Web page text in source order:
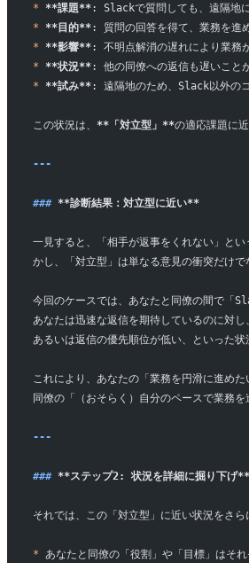
* **課題**: Slackで質問しても、遠隔地
* **目的**: 質問の回答を得て、業務を進め
* **影響**: 不明点解消の遅れにより業務
* **状況**: 他の同僚への返信も遅いこと
* **試み**: 遠隔地のため、Slack以外の
この状況は、 **「対立型」**の適応課題に
---
### **診断結果：対立型に近い**
一見すると、「相手が返事をくれない」と
かし、「対立型」は単なる意見の衝突だけで
今回のケースでは、あなたと同僚の間で「
あなたは迅速な返信を期待しているのに対
あるいは返信の優先順位が低い、といった状
これにより、あなたの「業務を円滑に進めた
同僚の「（おそらく）自分のペースで業務
---
### **ステップ2: 状況を詳細に掘り下げ**
それでは、この「対立型」に近い状況をさら
* あなたと同僚の「役割」や「目標」はそれ